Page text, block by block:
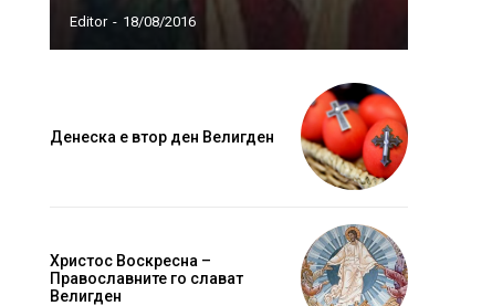
Editor - 18/08/2016
Денеска е втор ден Велигден
Христос Воскресна –
Православните го слават
Велигден